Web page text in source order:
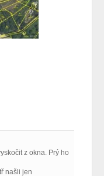
z okna. Prý ho
našli jen